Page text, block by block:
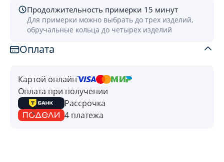
Продолжительность примерки 15 минут
Для примерки можно выбрать до трех изделий,
обручальные кольца до четырех изделий
Оплата
Картой онлайн
Оплата при получении
Рассрочка
4 платежа